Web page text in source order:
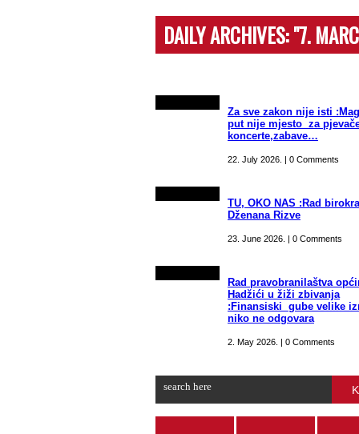
DAILY ARCHIVES:"7.
Za sve zakon nije isti
put nije mjesto za
koncerte,zabave…
22. July 2026. | 0 Comments
TU, OKO NAS :Rad
Dženana Rizve
23. June 2026. | 0 Comments
Rad pravobranilaštva
Hadžići u žiži zbivanja
:Finansiski gube velike
niko ne odgovara
2. May 2026. | 0 Comments